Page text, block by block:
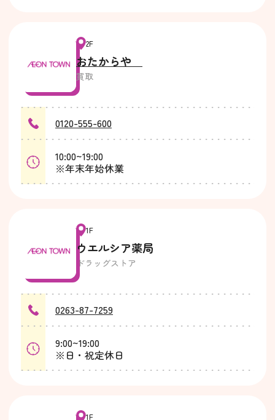
2F
おたからや
買取
0120-555-600
10:00~19:00
※年末年始休業
1F
ウエルシア薬局
ドラッグストア
0263-87-7259
9:00~19:00
※日・祝定休日
1F